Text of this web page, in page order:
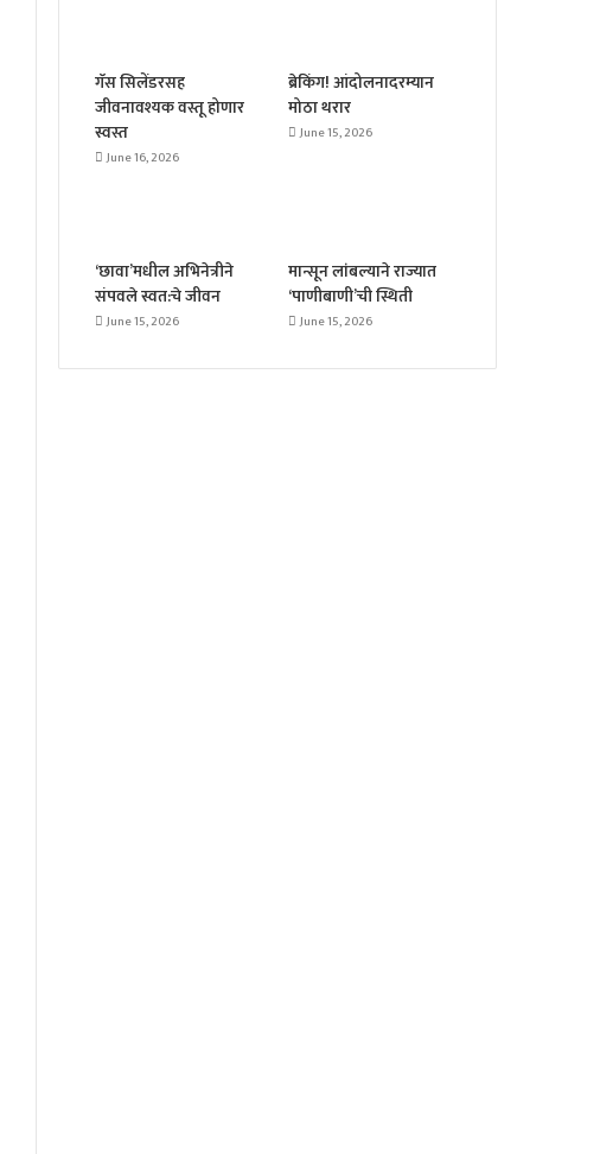
गॅस सिलेंडरसह
जीवनावश्यक वस्तू होणार
स्वस्त
June 16, 2026
ब्रेकिंग! आंदोलनादरम्यान
मोठा थरार
June 15, 2026
‘छावा’मधील अभिनेत्रीने
संपवले स्वत:चे जीवन
June 15, 2026
मान्सून लांबल्याने राज्यात
‘पाणीबाणी’ची स्थिती
June 15, 2026